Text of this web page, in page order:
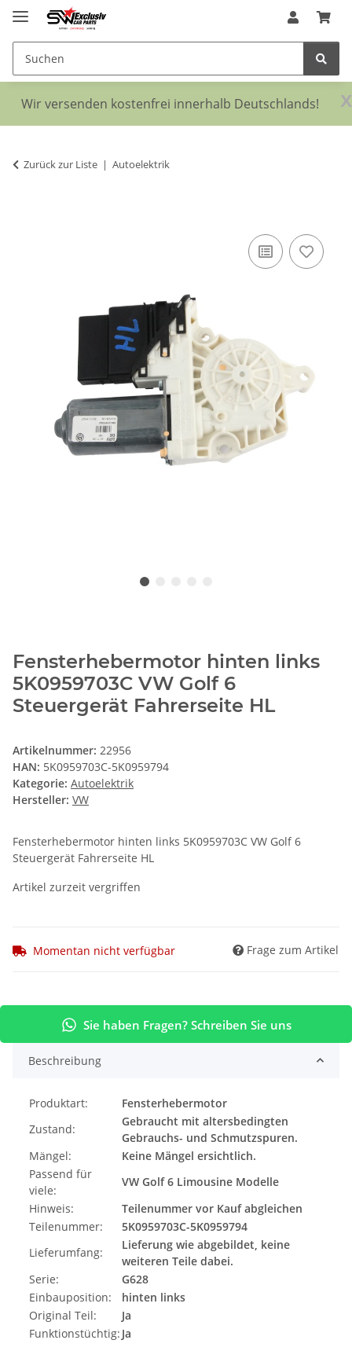
x
Wir versenden kostenfrei innerhalb Deutschlands!
Zurück zur Liste Autoelektrik
Fensterhebermotor hinten links
5K0959703C VW Golf 6
Steuergerät Fahrerseite HL
Artikelnummer: 22956
HAN: 5K0959703C-5K0959794
Kategorie: Autoelektrik
Hersteller: VW
Fensterhebermotor hinten links 5K0959703C VW Golf 6
Steuergerät Fahrerseite HL
Artikel zurzeit vergriffen
Momentan nicht verfügbar Frage zum Artikel
Sie haben Fragen? Schreiben Sie uns
Beschreibung
Produktart:
Fensterhebermotor
Zustand:
Gebraucht mit altersbedingten
Gebrauchs- und Schmutzspuren.
Mängel:
Keine Mängel ersichtlich.
Passend für
viele:
VW Golf 6 Limousine Modelle
Hinweis:
Teilenummer vor Kauf abgleichen
Teilenummer:
5K0959703C-5K0959794
Lieferumfang:
Lieferung wie abgebildet, keine
weiteren Teile dabei.
Serie:
G628
Einbauposition:
hinten links
Original Teil:
Ja
Funktionstüchtig: Ja